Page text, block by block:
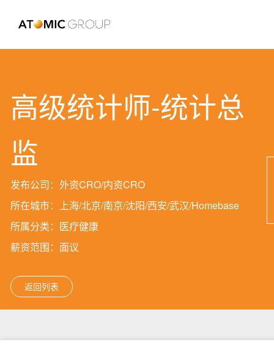
高级统计师-统计总
监
发布公司：外资CRO/内资CRO
所在城市：上海/北京/南京/沈阳/西安/武汉/Homebase
所属分类：医疗健康
薪资范围：面议
返回列表